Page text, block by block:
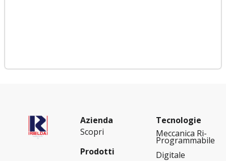
Azienda
Scopri
Prodotti
Tecnologie
Meccanica Ri-
Programmabile
Digitale